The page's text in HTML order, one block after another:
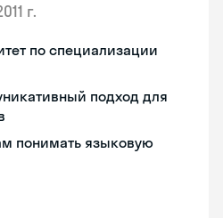
г.
по специализации
подход для
понимать языковую